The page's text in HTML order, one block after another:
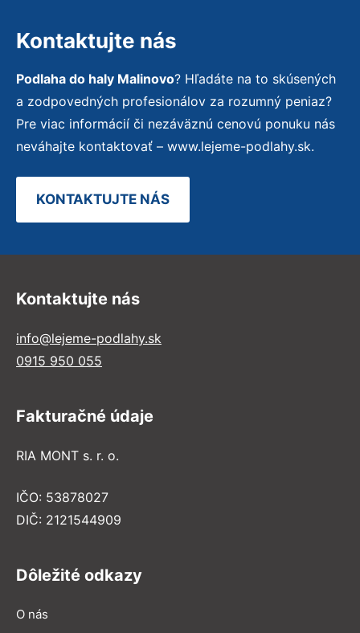
Kontaktujte nás
Podlaha do haly Malinovo? Hľadáte na to skúsených
a zodpovedných profesionálov za rozumný peniaz?
Pre viac informácií či nezáväznú cenovú ponuku nás
neváhajte kontaktovať – www.lejeme-podlahy.sk.
KONTAKTUJTE NÁS
Kontaktujte nás
info@lejeme-podlahy.sk
0915 950 055
Fakturačné údaje
RIA MONT s. r. o.
IČO: 53878027
DIČ: 2121544909
Dôležité odkazy
O nás